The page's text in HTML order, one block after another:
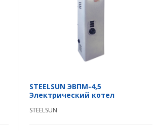
STEELSUN ЭВПМ-4,5
Электрический котел
STEELSUN